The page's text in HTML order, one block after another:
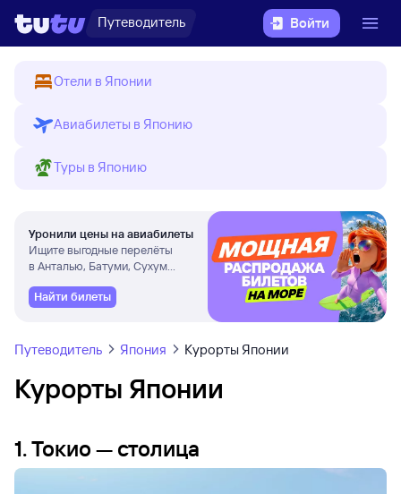
Путеводитель Войти
Отели в Японии
Авиабилеты в Японию
Туры в Японию
Уронили цены на авиабилеты
Ищите выгодные перелёты
в Анталью, Батуми, Сухум
Найти билеты
Путеводитель Япония Курорты Японии
Курорты Японии
1. Токио — столица